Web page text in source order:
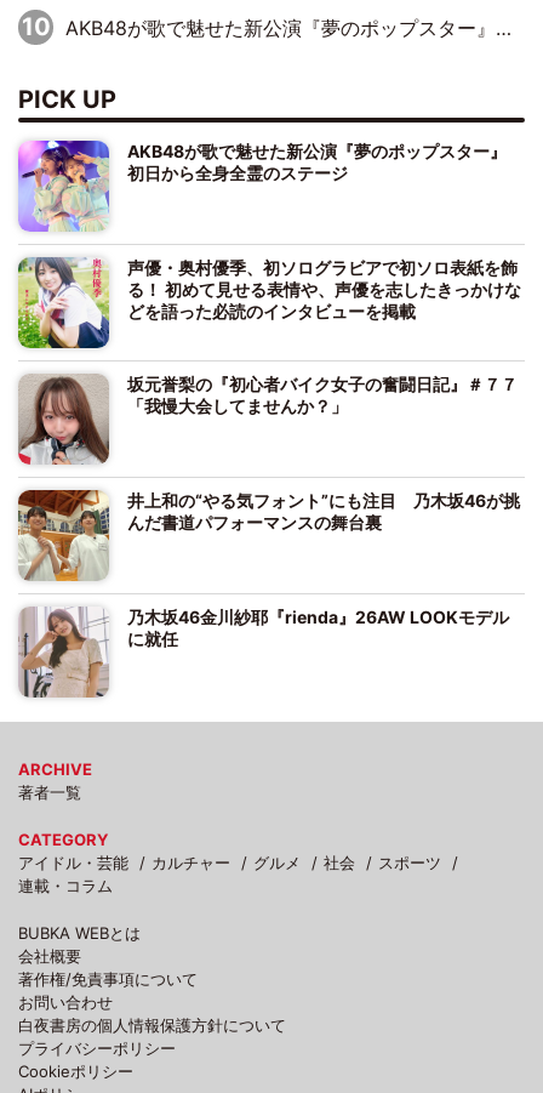
AKB48が歌で魅せた新公演『夢のポップスター』 初日から全身全霊のステージ
PICK UP
AKB48が歌で魅せた新公演『夢のポップスター』
初日から全身全霊のステージ
声優・奥村優季、初ソログラビアで初ソロ表紙を飾
る！ 初めて見せる表情や、声優を志したきっかけな
どを語った必読のインタビューを掲載
坂元誉梨の『初心者バイク女子の奮闘日記』＃７７
「我慢大会してませんか？」
井上和の“やる気フォント”にも注目 乃木坂46が挑
んだ書道パフォーマンスの舞台裏
乃木坂46金川紗耶『rienda』26AW LOOKモデル
に就任
ARCHIVE
著者一覧
CATEGORY
アイドル・芸能
カルチャー グルメ 社会
スポーツ
連載・コラム
BUBKA WEBとは
会社概要
著作権/免責事項について
お問い合わせ
白夜書房の個人情報保護方針について
プライバシーポリシー
Cookieポリシー